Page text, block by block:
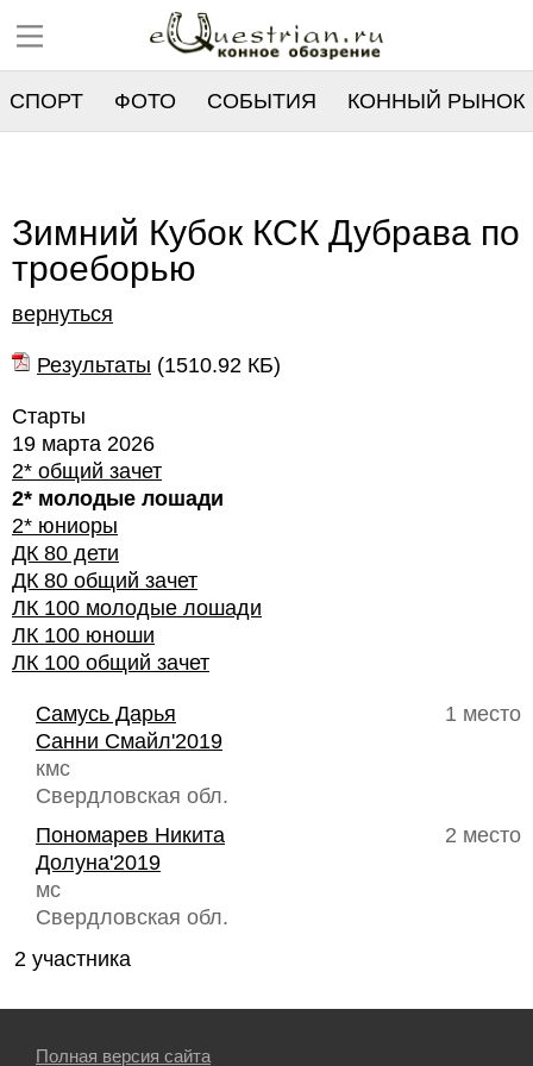
СПОРТ ФОТО СОБЫТИЯ КОННЫЙ РЫНОК
Зимний Кубок КСК Дубрава по
троеборью
вернуться
Результаты (1510.92 КБ)
Старты
19 марта 2026
2* общий зачет
2* молодые лошади
2* юниоры
ДК 80 дети
ДК 80 общий зачет
ЛК 100 молодые лошади
ЛК 100 юноши
ЛК 100 общий зачет
1 место
Самусь Дарья
Санни Смайл'2019
кмс
Свердловская обл.
2 место
Пономарев Никита
Долуна'2019
мс
Свердловская обл.
2 участника
Полная версия сайта